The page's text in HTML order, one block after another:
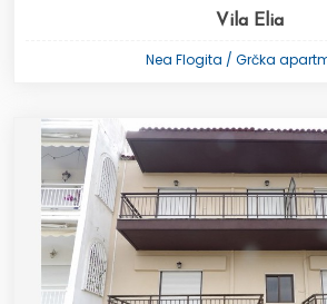
Vila Elia
Nea Flogita / Grčka